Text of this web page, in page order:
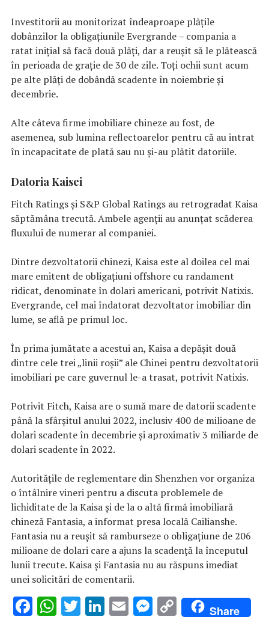
Investitorii au monitorizat îndeaproape plățile
dobânzilor la obligațiunile Evergrande – compania a
ratat inițial să facă două plăți, dar a reușit să le plătească
în perioada de grație de 30 de zile. Toți ochii sunt acum
pe alte plăți de dobândă scadente în noiembrie și
decembrie.
Alte câteva firme imobiliare chineze au fost, de
asemenea, sub lumina reflectoarelor pentru că au intrat
în incapacitate de plată sau nu şi-au plătit datoriile.
Datoria Kaisei
Fitch Ratings și S&P Global Ratings au retrogradat Kaisa
săptămâna trecută. Ambele agenții au anunţat scăderea
fluxului de numerar al companiei.
Dintre dezvoltatorii chinezi, Kaisa este al doilea cel mai
mare emitent de obligațiuni offshore cu randament
ridicat, denominate în dolari americani, potrivit Natixis.
Evergrande, cel mai îndatorat dezvoltator imobiliar din
lume, se află pe primul loc.
În prima jumătate a acestui an, Kaisa a depășit două
dintre cele trei „linii roșii” ale Chinei pentru dezvoltatorii
imobiliari pe care guvernul le-a trasat, potrivit Natixis.
Potrivit Fitch, Kaisa are o sumă mare de datorii scadente
până la sfârșitul anului 2022, inclusiv 400 de milioane de
dolari scadente în decembrie și aproximativ 3 miliarde de
dolari scadente în 2022.
Autoritățile de reglementare din Shenzhen vor organiza
o întâlnire vineri pentru a discuta problemele de
lichiditate de la Kaisa și de la o altă firmă imobiliară
chineză Fantasia, a informat presa locală Cailianshe.
Fantasia nu a reușit să ramburseze o obligațiune de 206
milioane de dolari care a ajuns la scadență la începutul
lunii trecute. Kaisa și Fantasia nu au răspuns imediat
unei solicitări de comentarii.
F W T Li E M C Share